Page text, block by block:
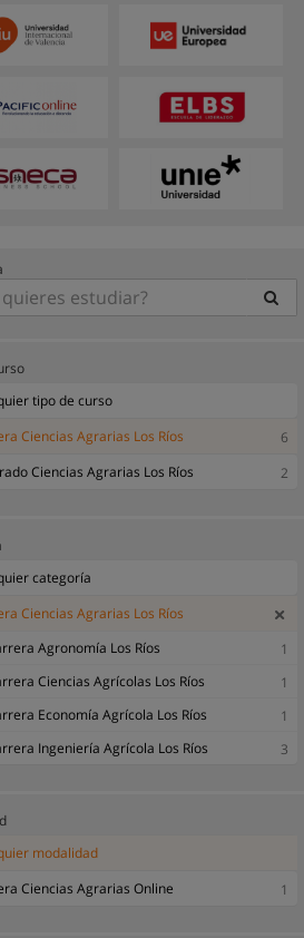
tipo de curso
Ciencias Agrarias Los Ríos
6
Ciencias Agrarias Los Ríos
2
categoría
Ciencias Agrarias Los Ríos
Agronomía Los Ríos
1
Ciencias Agrícolas Los Ríos
1
Economía Agrícola Los Ríos
1
Ingeniería Agrícola Los Ríos
3
modalidad
Ciencias Agrarias Online
1